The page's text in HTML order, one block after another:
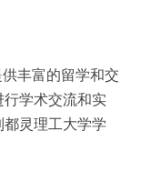
丰富的留学和交
学术交流和实
灵理工大学学